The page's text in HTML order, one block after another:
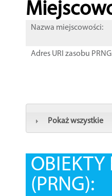
Nazwa miejscowości:
Adres URI zasobu
Pokaż wszystkie
OBIEKTY
(PRNG):